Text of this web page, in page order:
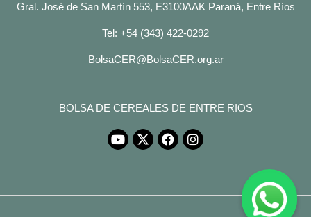
Gral. José de San Martín 553, E3100AAK Paraná, Entre Ríos
Tel: +54 (343) 422-0292
BolsaCER@BolsaCER.org.ar
BOLSA DE CEREALES DE ENTRE RIOS